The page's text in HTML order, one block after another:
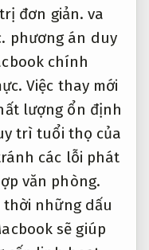
đơn giản. va
phương án duy
chính
Việc thay mới
lượng ổn định
trì tuổi thọ của
các lỗi phát
văn phòng.
thời những dấu
sẽ giúp